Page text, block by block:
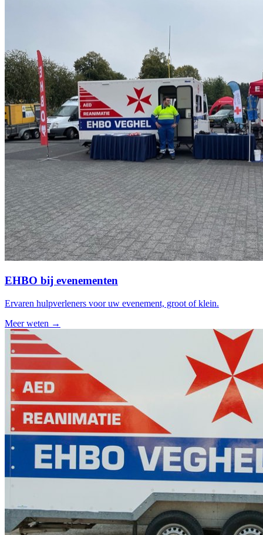
EHBO bij evenementen
Ervaren hulpverleners voor uw evenement, groot of klein.
Meer weten →